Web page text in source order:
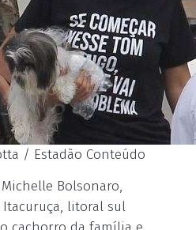
/ Estadão Conteúdo
Bolsonaro,
litoral sul